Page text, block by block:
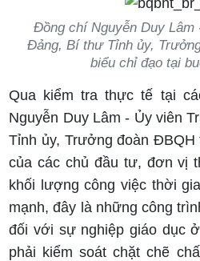
Đồng chí Nguyễn Duy Lâm
Đảng, Bí thư Tỉnh ủy,
biểu chỉ đạo tại
Qua kiểm tra thực tế tại
Nguyễn Duy Lâm - Ủy viên
Tỉnh ủy, Trưởng đoàn
của các chủ đầu tư, đơn vị
khối lượng công việc thời
mạnh, đây là những công
đối với sự nghiệp giáo dục
phải kiểm soát chặt chẽ